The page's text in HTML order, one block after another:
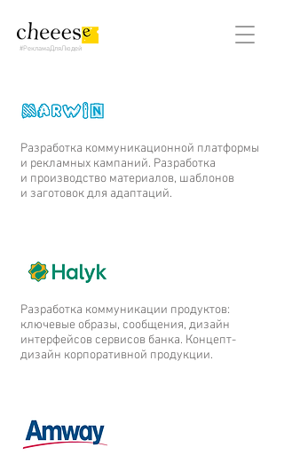
#РекламаДляЛюдей
Разработка коммуникационной платформы
и рекламных кампаний. Разработка
и производство материалов, шаблонов
и заготовок для адаптаций.
Разработка коммуникации продуктов:
ключевые образы, сообщения, дизайн
интерфейсов сервисов банка. Концепт-
дизайн корпоративной продукции.